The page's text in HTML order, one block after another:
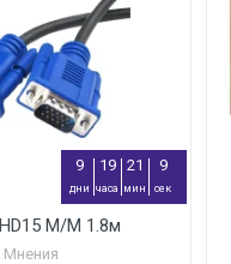
9
дни
19
часа
21
мин
9
сек
M/M 1.8м
Мнения